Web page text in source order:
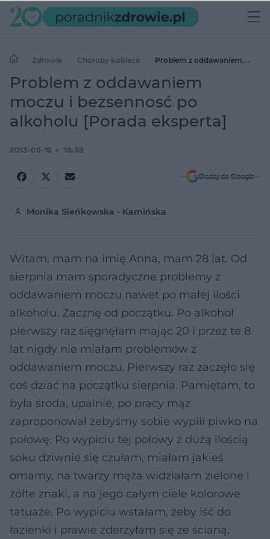
Zdrowie Choroby kobiece
Problem z oddawaniem
moczu i bezsennosć po alkoholu [Porada eksperta]
Problem z oddawaniem
moczu i bezsennosć po
alkoholu [Porada eksperta]
2013-09-16 18:39
Dodaj do Google
Monika Sieńkowska - Kamińska
Witam, mam na imię Anna, mam 28 lat. Od
sierpnia mam sporadyczne problemy z
oddawaniem moczu nawet po małej ilości
alkoholu. Zacznę od początku. Po alkohol
pierwszy raz sięgnęłam mając 20 i przez te 8
lat nigdy nie miałam problemów z
oddawaniem moczu. Pierwszy raz zaczęło się
coś dziać na początku sierpnia. Pamiętam, to
była środa, upalnie, po pracy mąż
zaproponował żebyśmy sobie wypili piwko na
połowę. Po wypiciu tej połowy z dużą ilością
soku dziwnie się czułam, miałam jakieś
omamy, na twarzy męża widziałam zielone i
żółte znaki, a na jego całym ciele kolorowe
tatuaże. Po wypiciu wstałam, żeby iść do
łazienki i prawie zderzyłam się ze ścianą,